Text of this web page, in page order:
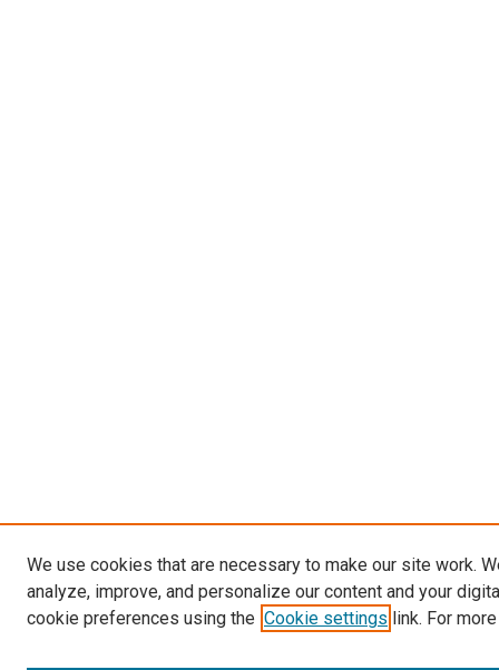
We use cookies that are necessary to make our site work.
analyze, improve, and personalize our content and your
cookie preferences using the Cookie settings link. For